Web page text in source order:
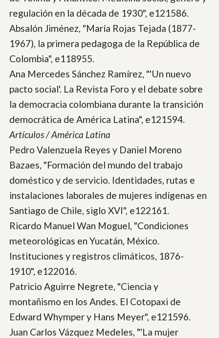
regulación en la década de 1930", e121586.
Absalón Jiménez, "María Rojas Tejada (1877-
1967), la primera pedagoga de la República de
Colombia", e118955.
Ana Mercedes Sánchez Ramírez, "'Un nuevo
pacto social'. La Revista Foro y el debate sobre
la democracia colombiana durante la transición
democrática de América Latina", e121594.
Artículos / América Latina
Pedro Valenzuela Reyes y Daniel Moreno
Bazaes, "Formación del mundo del trabajo
doméstico y de servicio. Identidades, rutas e
instalaciones laborales de mujeres indígenas en
Santiago de Chile, siglo XVI", e122161.
Ricardo Manuel Wan Moguel, "Condiciones
meteorológicas en Yucatán, México.
Instituciones y registros climáticos, 1876-
1910", e122016.
Patricio Aguirre Negrete, "Ciencia y
montañismo en los Andes. El Cotopaxi de
Edward Whymper y Hans Meyer", e121596.
Juan Carlos Vázquez Medeles, "'La mujer